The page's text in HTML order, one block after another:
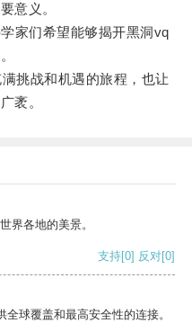
意义。
们希望能够揭开黑洞vq
战和机遇的旅程，也让
袤。
界各地的美景。
支持[0] 反对[0]
球覆盖和最高安全性的连接。